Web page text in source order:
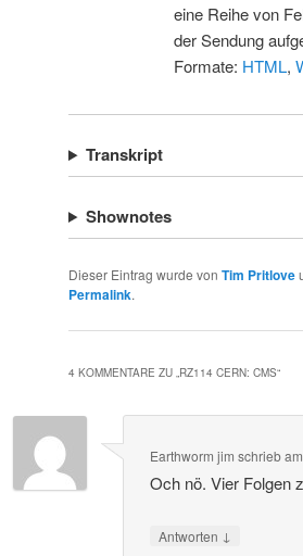
eine Reihe von
der Sendung
Formate: HTML,
Transkript
Shownotes
Dieser Eintrag wurde von Tim Pritlove
Permalink.
4 KOMMENTARE ZU „ RZ114 CERN: CMS“
Earthworm jim schrieb
Och nö. Vier Folgen
Antworten ↓